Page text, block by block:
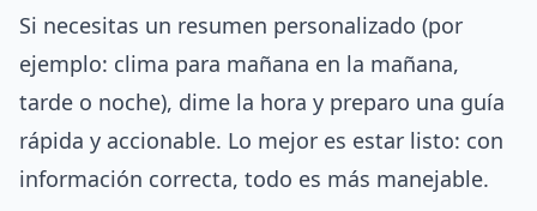
Si necesitas un resumen personalizado (por
ejemplo: clima para mañana en la mañana,
tarde o noche), dime la hora y preparo una guía
rápida y accionable. Lo mejor es estar listo: con
información correcta, todo es más manejable.